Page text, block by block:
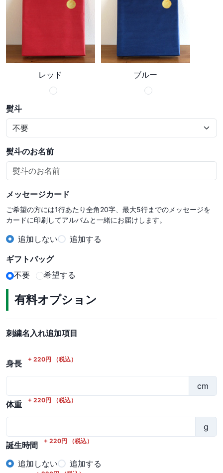
レッド ブルー
熨斗
熨斗のお名前
メッセージカード
ご希望の方には1行あたり全角20字、最大5行までのメッセージを
カードに印刷してアルバムと一緒にお届けします。
追加しない
追加する
ギフトバッグ
不要
希望する
有料オプション
刺繍名入れ追加項目
身長 + 220円 （税込）
cm
体重
+ 220円 （税込）
g
誕生時間
+ 220円 （税込）
追加しない
追加する